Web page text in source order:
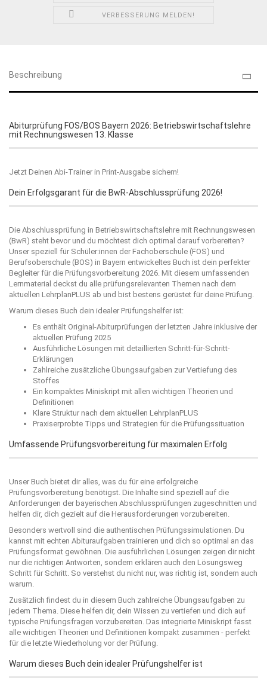
VERBESSERUNG MELDEN!
Beschreibung
Abiturprüfung FOS/BOS Bayern 2026: Betriebswirtschaftslehre
mit Rechnungswesen 13. Klasse
Jetzt Deinen Abi-Trainer in Print-Ausgabe sichern!
Dein Erfolgsgarant für die BwR-Abschlussprüfung 2026!
Die Abschlussprüfung in Betriebswirtschaftslehre mit Rechnungswesen
(BwR) steht bevor und du möchtest dich optimal darauf vorbereiten?
Unser speziell für Schüler:innen der Fachoberschule (FOS) und
Berufsoberschule (BOS) in Bayern entwickeltes Buch ist dein perfekter
Begleiter für die Prüfungsvorbereitung 2026. Mit diesem umfassenden
Lernmaterial deckst du alle prüfungsrelevanten Themen nach dem
aktuellen LehrplanPLUS ab und bist bestens gerüstet für deine Prüfung.
Warum dieses Buch dein idealer Prüfungshelfer ist:
Es enthält Original-Abiturprüfungen der letzten Jahre inklusive der
aktuellen Prüfung 2025
Ausführliche Lösungen mit detaillierten Schritt-für-Schritt-
Erklärungen
Zahlreiche zusätzliche Übungsaufgaben zur Vertiefung des
Stoffes
Ein kompaktes Miniskript mit allen wichtigen Theorien und
Definitionen
Klare Struktur nach dem aktuellen LehrplanPLUS
Praxiserprobte Tipps und Strategien für die Prüfungssituation
Umfassende Prüfungsvorbereitung für maximalen Erfolg
Unser Buch bietet dir alles, was du für eine erfolgreiche
Prüfungsvorbereitung benötigst. Die Inhalte sind speziell auf die
Anforderungen der bayerischen Abschlussprüfungen zugeschnitten und
helfen dir, dich gezielt auf die Herausforderungen vorzubereiten.
Besonders wertvoll sind die authentischen Prüfungssimulationen. Du
kannst mit echten Abituraufgaben trainieren und dich so optimal an das
Prüfungsformat gewöhnen. Die ausführlichen Lösungen zeigen dir nicht
nur die richtigen Antworten, sondern erklären auch den Lösungsweg
Schritt für Schritt. So verstehst du nicht nur, was richtig ist, sondern auch
warum.
Zusätzlich findest du in diesem Buch zahlreiche Übungsaufgaben zu
jedem Thema. Diese helfen dir, dein Wissen zu vertiefen und dich auf
typische Prüfungsfragen vorzubereiten. Das integrierte Miniskript fasst
alle wichtigen Theorien und Definitionen kompakt zusammen - perfekt
für die letzte Wiederholung vor der Prüfung.
Warum dieses Buch dein idealer Prüfungshelfer ist